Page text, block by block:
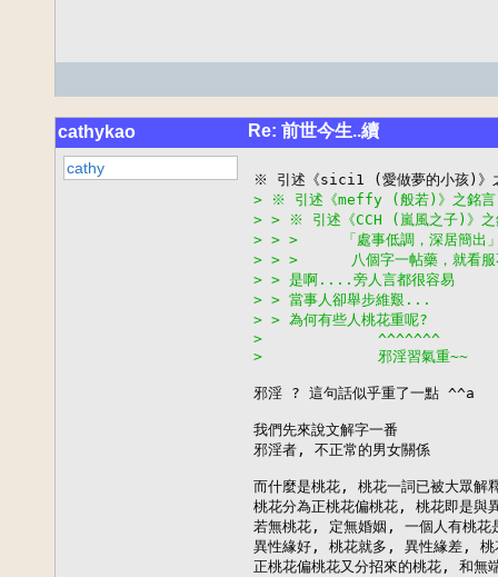
cathykao Re: 前世今生..續
cathy
> ※ 引述《meffy (般若)》之銘言
> > ※ 引述《CCH (嵐風之子)》之
> > >     「處事低調，深居簡出
> > >      八個字一帖藥，就看服
> > 是啊....旁人言都很容易
> > 當事人卻舉步維艱...
> > 為何有些人桃花重呢?
>             ^^^^^^^
>             邪淫習氣重~~
邪淫 ? 這句話似乎重了一點 ^^a
我們先來說文解字一番
邪淫者, 不正常的男女關係
而什麼是桃花, 桃花一詞已被大眾解
桃花分為正桃花偏桃花, 桃花即是與
若無桃花, 定無婚姻, 一個人有桃花
異性緣好, 桃花就多, 異性緣差, 桃
正桃花偏桃花又分招來的桃花, 和無